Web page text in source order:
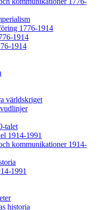
1776-1914
1914
1914
världskriget
talet
1914-1991
kommunikationer 1914-
1991
historia